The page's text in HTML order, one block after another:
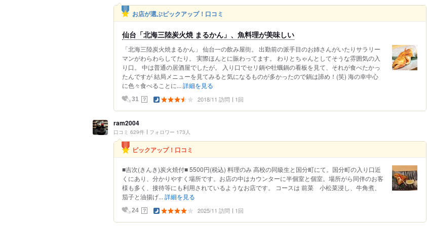
お店が選ぶピックアップ！口コミ
仙台「北海三陸炭火焼 まるかん」、魚料理が美味しい
「北海三陸炭火焼まるかん」 仙台一の飲み屋街。 出勤前の派手目のお姉さんがいたりサラリー
マンがわらわらしてたり。 実際ほんとに賑わってます。 わりとちゃんとしてそうな雰囲気の入
り口。 中は普通の居酒屋でしたが。 入り口でセリ鍋や牡蠣鍋の看板を見て、それが食べたかっ
たんですが 結局メニューを見てみると気になるものが多かったので鍋は諦め！(笑) 海の幸中心
に色々食べることに... 詳細を見る
31 ？ 2018/11 訪問 1回
ram2004
口コミ 629件 フォロワー 173人
ピックアップ！口コミ
■吉次(きんき)炭火焼付■ 5500円(税込) 料理のみ 高校の同級生と国分町にて。国分町の入り口近
くにあり、分かりやすく場所です。お店の中はカウンターに半個室と個室。場所がら同伴のお客
様も多く、接待等にも利用されているようなお店です。 コースは 前菜 小松菜浸し、牛角煮、
茄子と油揚げ... 詳細を見る
24 ？ 2025/11 訪問 1回